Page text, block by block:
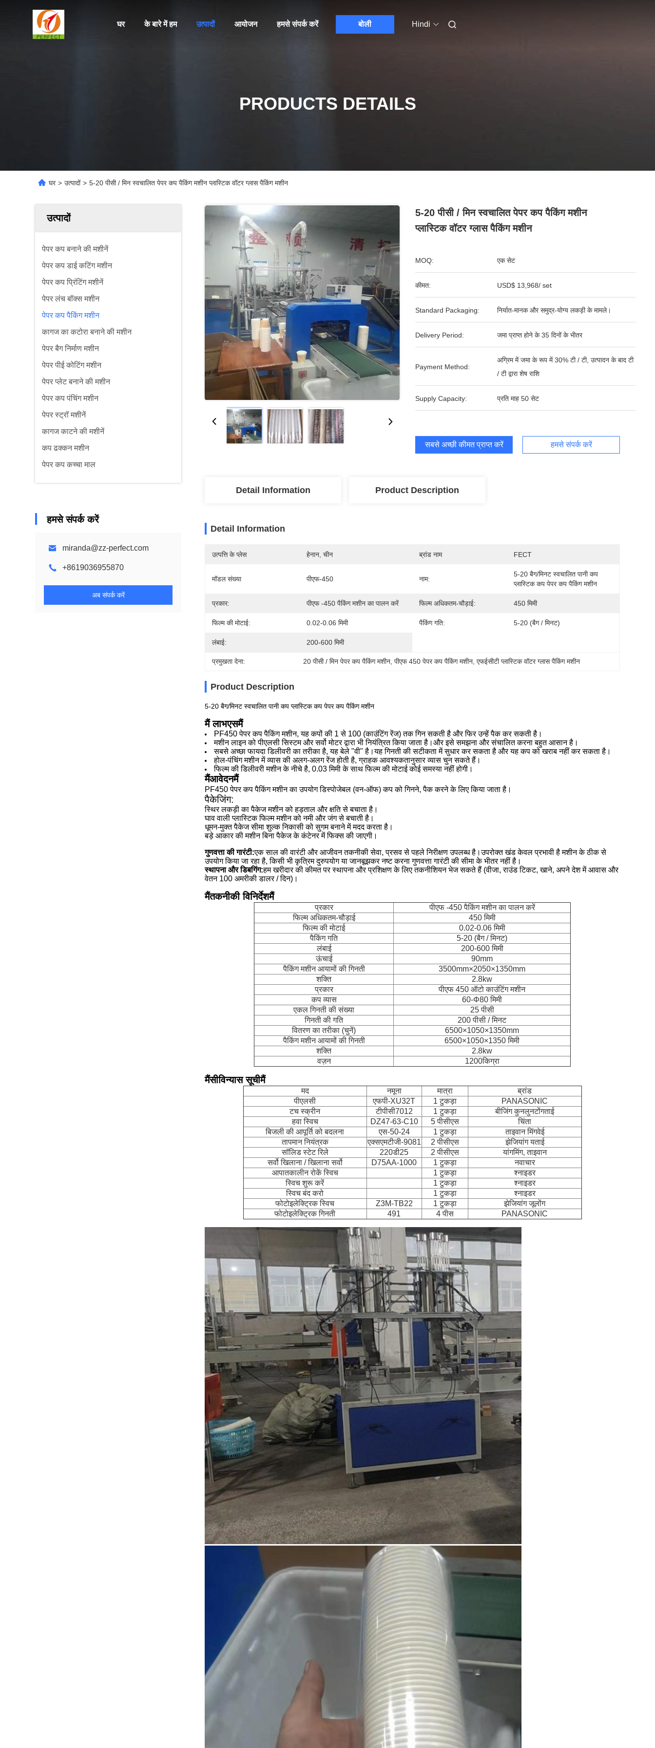
घर के बारे में हम उत्पादों आयोजन हमसे संपर्क करें बोली Hindi
PRODUCTS DETAILS
घर > उत्पादों > 5-20 पीसी / मिन स्वचालित पेपर कप पैकिंग मशीन प्लास्टिक वॉटर ग्लास पैकिंग मशीन
उत्पादों
पेपर कप बनाने की मशीनें
पेपर कप डाई कटिंग मशीन
पेपर कप प्रिंटिंग मशीनें
पेपर लंच बॉक्स मशीन
पेपर कप पैकिंग मशीन
कागज का कटोरा बनाने की मशीन
पेपर बैग निर्माण मशीन
पेपर पीई कोटिंग मशीन
पेपर प्लेट बनाने की मशीन
पेपर कप पंचिंग मशीन
पेपर स्ट्रॉ मशीनें
कागज काटने की मशीनें
कप ढक्कन मशीन
पेपर कप कच्चा माल
हमसे संपर्क करें
miranda@zz-perfect.com
+8619036955870
अब संपर्क करें
5-20 पीसी / मिन स्वचालित पेपर कप पैकिंग मशीन
प्लास्टिक वॉटर ग्लास पैकिंग मशीन
MOQ: एक सेट
कीमत: USD$ 13,968/ set
Standard Packaging: निर्यात-मानक और समुद्र-योग्य लकड़ी के मामले।
Delivery Period: जमा प्राप्त होने के 35 दिनों के भीतर
Payment Method:
अग्रिम में जमा के रूप में 30% टी / टी, उत्पादन के बाद टी
/ टी द्वारा शेष राशि
Supply Capacity: प्रति माह 50 सेट
सबसे अच्छी कीमत प्राप्त करें हमसे संपर्क करें
Detail Information Product Description
Detail Information
उत्पत्ति के प्लेस हेनान, चीन ब्रांड नाम FECT
मॉडल संख्या पीएफ-450 नाम:
5-20 बैग/मिनट स्वचालित पानी कप
प्लास्टिक कप पेपर कप पैकिंग मशीन
प्रकार: पीएफ -450 पैकिंग मशीन का पालन करें फिल्म अधिकतम-चौड़ाई: 450 मिमी
फिल्म की मोटाई: 0.02-0.06 मिमी पैकिंग गति: 5-20 (बैग / मिनट)
लंबाई: 200-600 मिमी
प्रमुखता देना: 20 पीसी / मिन पेपर कप पैकिंग मशीन , पीएफ 450 पेपर कप पैकिंग मशीन , एफईसीटी प्लास्टिक वॉटर ग्लास पैकिंग मशीन
Product Description
5-20 बैग/मिनट स्वचालित पानी कप प्लास्टिक कप पेपर कप पैकिंग मशीन
मैं लाभएसमैं
PF450 पेपर कप पैकिंग मशीन, यह कपों की 1 से 100 (काउंटिंग रेंज) तक गिन सकती है और फिर उन्हें पैक कर सकती है।
मशीन लाइन को पीएलसी सिस्टम और सर्वो मोटर द्वारा भी नियंत्रित किया जाता है।और इसे समझना और संचालित करना बहुत आसान है।
सबसे अच्छा फायदा डिलीवरी का तरीका है, यह बेले "वी" है।यह गिनती की सटीकता में सुधार कर सकता है और यह कप को खराब नहीं कर सकता है।
होल-पंचिंग मशीन में व्यास की अलग-अलग रेंज होती है, ग्राहक आवश्यकतानुसार व्यास चुन सकते हैं।
फिल्म की डिलीवरी मशीन के नीचे है, 0.03 मिमी के साथ फिल्म की मोटाई कोई समस्या नहीं होगी।
मैंआवेदनमैं
PF450 पेपर कप पैकिंग मशीन का उपयोग डिस्पोजेबल (वन-ऑफ) कप को गिनने, पैक करने के लिए किया जाता है।
पैकेजिंग:
स्थिर लकड़ी का पैकेज मशीन को हड़ताल और क्षति से बचाता है।
घाव वाली प्लास्टिक फिल्म मशीन को नमी और जंग से बचाती है।
धूमन-मुक्त पैकेज सीमा शुल्क निकासी को सुगम बनाने में मदद करता है।
बड़े आकार की मशीन बिना पैकेज के कंटेनर में फिक्स की जाएगी।
गुणवत्ता की गारंटी:एक साल की वारंटी और आजीवन तकनीकी सेवा, प्रसव से पहले निरीक्षण उपलब्ध है।उपरोक्त खंड केवल प्रभावी है मशीन के ठीक से
उपयोग किया जा रहा है, किसी भी कृत्रिम दुरुपयोग या जानबूझकर नष्ट करना गुणवत्ता गारंटी की सीमा के भीतर नहीं है।
स्थापना और डिबगिंग:हम खरीदार की कीमत पर स्थापना और प्रशिक्षण के लिए तकनीशियन भेज सकते हैं (वीजा, राउंड टिकट, खाने, अपने देश में आवास और
वेतन 100 अमरीकी डालर / दिन)।
मैंतकनीकी विनिर्देशमैं
प्रकार
पीएफ -450 पैकिंग मशीन का पालन करें
फिल्म अधिकतम-चौड़ाई
450 मिमी
फिल्म की मोटाई
0.02-0.06 मिमी
पैकिंग गति
5-20 (बैग / मिनट)
लंबाई
200-600 मिमी
ऊंचाई
90mm
पैकिंग मशीन आयामों की गिनती
3500mm×2050×1350mm
शक्ति
2.8kw
प्रकार
पीएफ 450 ऑटो काउंटिंग मशीन
कप व्यास
60-Φ80 मिमी
एकल गिनती की संख्या
25 पीसी
गिनती की गति
200 पीसी / मिनट
वितरण का तरीका (चुनें)
6500×1050×1350mm
पैकिंग मशीन आयामों की गिनती
6500×1050×1350 मिमी
शक्ति
2.8kw
वज़न
1200किग्रा
मैंसीविन्यास सूचीमैं
मद नमूना मात्रा
ब्रांड
पीएलसी
एफपी-XU32T 1 टुकड़ा
PANASONIC
टच स्क्रीन
टीपीसी7012 1 टुकड़ा
बीजिंग कुनलुनटोंगताई
हवा स्विच
DZ47-63-C10 5 पीसीएस
चिंता
बिजली की आपूर्ति को बदलना
एस-50-24 1 टुकड़ा
ताइवान मिंगवेई
तापमान नियंत्रक
एक्सएमटीजी-9081 2 पीसीएस
झेजियांग यताई
सॉलिड स्टेट रिले
220डी25 2 पीसीएस
यांगमिंग, ताइवान
सर्वो खिलाना / खिलाना सर्वो
D75AA-1000 1 टुकड़ा
नवाचार
आपातकालीन रोकें स्विच
1 टुकड़ा
श्नाइडर
स्विच शुरू करें
1 टुकड़ा
श्नाइडर
स्विच बंद करो
1 टुकड़ा
श्नाइडर
फोटोइलेक्ट्रिक स्विच
Z3M-TB22 1 टुकड़ा
झेजियांग जूलोंग
फोटोइलेक्ट्रिक गिनती
491 4 पीस PANASONIC